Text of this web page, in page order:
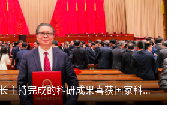
重磅！张立峰校长主持完成的科研成果喜获国家科技进步二等奖